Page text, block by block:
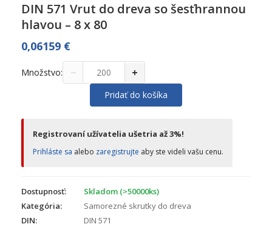
DIN 571 Vrut do dreva so šesťhrannou
hlavou – 8 x 80
0,06159 €
Množstvo: − +
Pridať do košíka
Registrovaní užívatelia ušetria až 3%!
Prihláste sa alebo zaregistrujte aby ste videli vašu cenu.
Dostupnosť:
Skladom (>50000ks)
Kategória:
Samorezné skrutky do dreva
DIN:
DIN 571